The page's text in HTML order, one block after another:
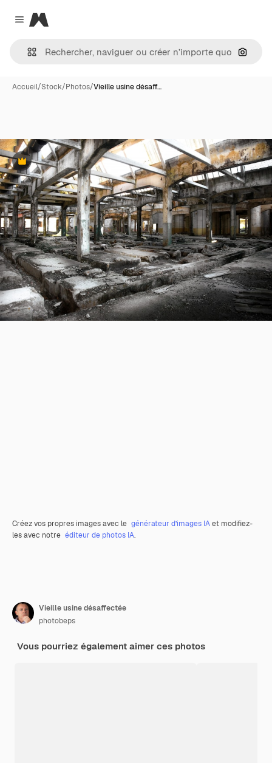
Close menu
Magnific
Accueil/Stock/Photos/Vieille usine désaff…
Premium
Créez vos propres images avec le générateur d’images IAet modifiez-
les avec notre éditeur de photos IA.
Vieille usine désaffectée
photobeps
Vous pourriez également aimer ces photos